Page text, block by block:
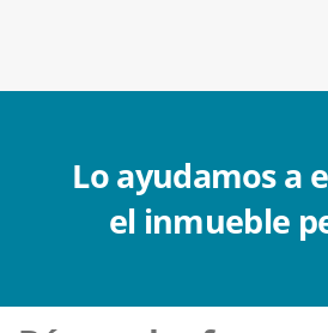
Lo ayudamos a
el inmueble